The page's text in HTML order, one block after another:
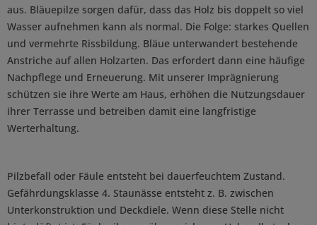
aus. Bläuepilze sorgen dafür, dass das Holz bis doppelt so viel
Wasser aufnehmen kann als normal. Die Folge: starkes Quellen
und vermehrte Rissbildung. Bläue unterwandert bestehende
Anstriche auf allen Holzarten. Das erfordert dann eine häufige
Nachpflege und Erneuerung. Mit unserer Imprägnierung
schützen sie ihre Werte am Haus, erhöhen die Nutzungsdauer
ihrer Terrasse und betreiben damit eine langfristige
Werterhaltung.
Pilzbefall oder Fäule entsteht bei dauerfeuchtem Zustand.
Gefährdungsklasse 4. Staunässe entsteht z. B. zwischen
Unterkonstruktion und Deckdiele. Wenn diese Stelle nicht